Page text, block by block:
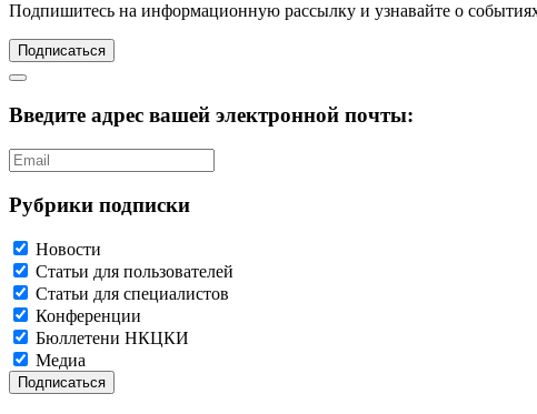
Подпишитесь на информационную рассылку и узнавайте о
Подписаться
Введите адрес вашей электронной почты:
Рубрики подписки
Новости
Статьи для пользователей
Статьи для специалистов
Конференции
Бюллетени НКЦКИ
Медиа